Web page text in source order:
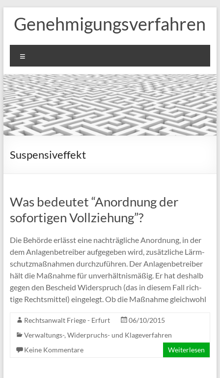
Inhalt
springen
Genehmigungsverfahren
Suspensiveffekt
Was bedeutet “Anordnung der
sofortigen Vollziehung”?
Die Behör­de erlässt eine nach­träg­li­che Anord­nung, in der
dem Anla­gen­be­trei­ber auf­ge­ge­ben wird, zusätz­li­che Lärm­
schutz­maß­nah­men durch­zu­füh­ren. Der Anla­gen­be­trei­ber
hält die Maß­nahme für unver­hält­nis­mä­ßig. Er hat des­halb
gegen den Bescheid Wider­spruch (das in die­sem Fall rich­
tige Rechts­mit­tel) ein­ge­legt. Ob die Maß­nahme gleichwohl
Rechtsanwalt Friege - Erfurt
06/10/2015
Verwaltungs-, Widerpruchs- und Klageverfahren
Keine Kommentare
Weiterlesen